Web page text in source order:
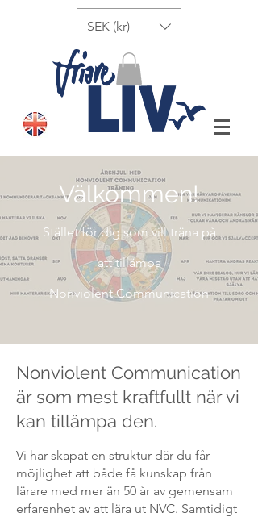
SEK (kr)
Välkommen!
Stället för dig som vill träna på
att tillämpa
Nonviolent Communication
Nonviolent Communication
är som mest kraftfullt när vi
kan tillämpa den.
Vi har skapat en struktur där du får
möjlighet att både få kunskap från
lärare med mer än 50 år av gemensam
erfarenhet av att lära ut NVC. Samtidigt